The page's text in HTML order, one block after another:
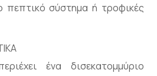
πεπτικό σύστημα ή τροφικές
ένα δισεκατομμύριο